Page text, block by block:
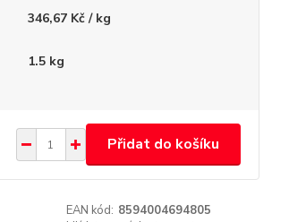
346,67 Kč / kg
1.5 kg
Přidat do košíku
EAN kód: 8594004694805